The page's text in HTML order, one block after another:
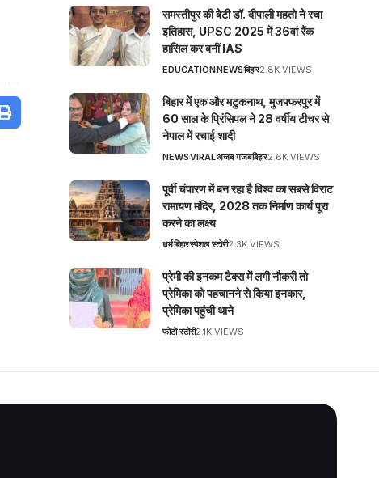
समस्तीपुर की बेटी डॉ. दीपाली महतो ने रचा
इतिहास, UPSC 2025 में 36वां रैंक
हासिल कर बनीं IAS
EDUCATIONNEWSबिहार2.8K VIEWS
बिहार में एक और मटुकनाथ, मुजफ्फरपुर में
60 साल के प्रिंसिपल ने 28 वर्षीय टीचर से
नेपाल में रचाई शादी
NEWSVIRALअजब गजबबिहार2.6K VIEWS
पूर्वी चंपारण में बन रहा है विश्व का सबसे विराट
रामायण मंदिर, 2028 तक निर्माण कार्य पूरा
करने का लक्ष्य
धर्मबिहारस्पेशल स्टोरी2.3K VIEWS
प्रेमी की इनकम टैक्स में लगी नौकरी तो
प्रेमिका को पहचानने से किया इनकार,
प्रेमिका पहुंची थाने
फोटो स्टोरी2.1K VIEWS